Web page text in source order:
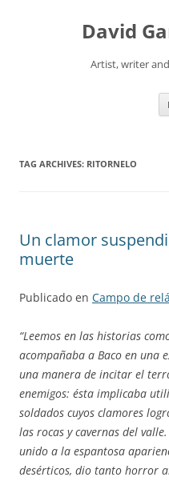
David
Artist, writer
TAG ARCHIVES: RITORNELO
Un clamor
muerte
Publicado en Campo de
“Leemos en las historias
acompañaba a Baco en una
una manera de incitar el
enemigos: ésta implicaba
soldados cuyos clamores
las rocas y cavernas del
unido a la espantosa
desérticos, dio tanto horror